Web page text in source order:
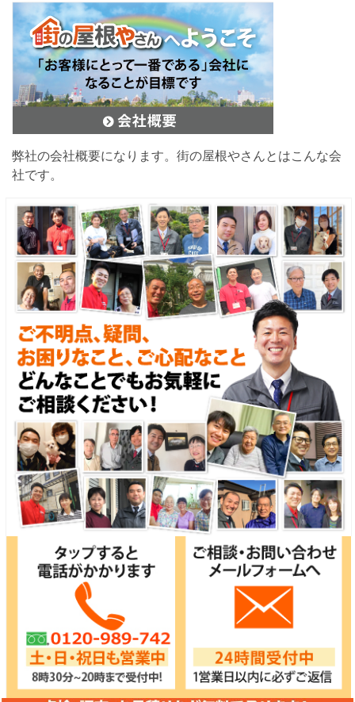
弊社の会社概要になります。街の屋根やさんとはこんな会
社です。